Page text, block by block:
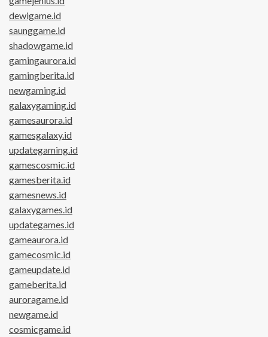
dewigame.id
saunggame.id
shadowgame.id
gamingaurora.id
gamingberita.id
newgaming.id
galaxygaming.id
gamesaurora.id
gamesgalaxy.id
updategaming.id
gamescosmic.id
gamesberita.id
gamesnews.id
galaxygames.id
updategames.id
gameaurora.id
gamecosmic.id
gameupdate.id
gameberita.id
auroragame.id
newgame.id
cosmicgame.id